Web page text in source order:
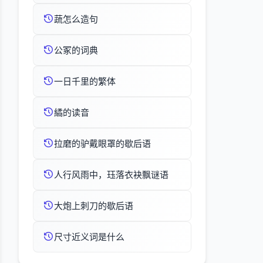
蔬怎么造句
公冢的词典
一日千里的繁体
繘的读音
拉磨的驴戴眼罩的歇后语
人行风雨中，珏落衣袂飘谜语
大炮上刺刀的歇后语
尺寸近义词是什么